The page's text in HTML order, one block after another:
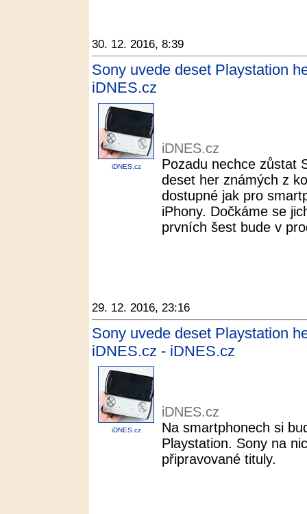
30. 12. 2016, 8:39
Sony uvede deset Playstation
iDNES.cz
iDNES.cz
iDNES.cz
Pozadu nechce zůstat
deset her známých z
dostupné jak pro
iPhony. Dočkáme se
prvních šest bude v
29. 12. 2016, 23:16
Sony uvede deset Playstation
iDNES.cz - iDNES.cz
iDNES.cz
iDNES.cz
Na smartphonech si
Playstation. Sony na
připravované tituly.